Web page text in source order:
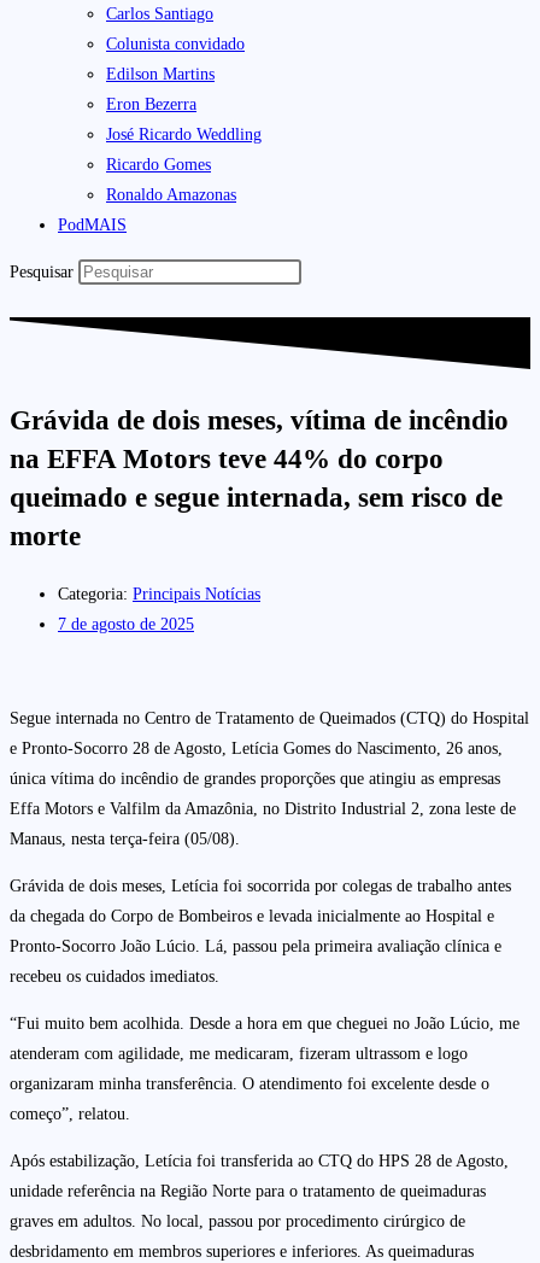
Carlos Santiago
Colunista convidado
Edilson Martins
Eron Bezerra
José Ricardo Weddling
Ricardo Gomes
Ronaldo Amazonas
PodMAIS
Pesquisar
Grávida de dois meses, vítima de incêndio
na EFFA Motors teve 44% do corpo
queimado e segue internada, sem risco de
morte
Categoria: Principais Notícias
7 de agosto de 2025
Segue internada no Centro de Tratamento de Queimados (CTQ) do Hospital
e Pronto-Socorro 28 de Agosto, Letícia Gomes do Nascimento, 26 anos,
única vítima do incêndio de grandes proporções que atingiu as empresas
Effa Motors e Valfilm da Amazônia, no Distrito Industrial 2, zona leste de
Manaus, nesta terça-feira (05/08).
Grávida de dois meses, Letícia foi socorrida por colegas de trabalho antes
da chegada do Corpo de Bombeiros e levada inicialmente ao Hospital e
Pronto-Socorro João Lúcio. Lá, passou pela primeira avaliação clínica e
recebeu os cuidados imediatos.
“Fui muito bem acolhida. Desde a hora em que cheguei no João Lúcio, me
atenderam com agilidade, me medicaram, fizeram ultrassom e logo
organizaram minha transferência. O atendimento foi excelente desde o
começo”, relatou.
Após estabilização, Letícia foi transferida ao CTQ do HPS 28 de Agosto,
unidade referência na Região Norte para o tratamento de queimaduras
graves em adultos. No local, passou por procedimento cirúrgico de
desbridamento em membros superiores e inferiores. As queimaduras